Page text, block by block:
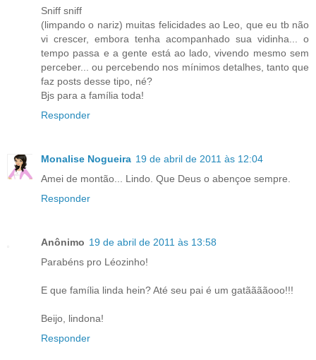
Sniff sniff
(limpando o nariz) muitas felicidades ao Leo, que eu tb não
vi crescer, embora tenha acompanhado sua vidinha... o
tempo passa e a gente está ao lado, vivendo mesmo sem
perceber... ou percebendo nos mínimos detalhes, tanto que
faz posts desse tipo, né?
Bjs para a família toda!
Responder
Monalise Nogueira 19 de abril de 2011 às 12:04
Amei de montão... Lindo. Que Deus o abençoe sempre.
Responder
Anônimo 19 de abril de 2011 às 13:58
Parabéns pro Léozinho!
E que família linda hein? Até seu pai é um gatããããooo!!!
Beijo, lindona!
Responder